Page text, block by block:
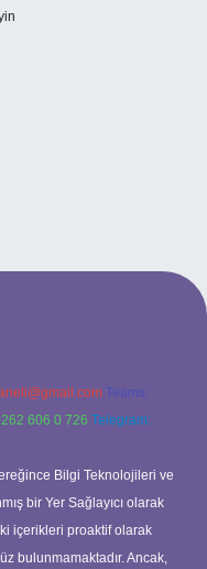
Teams:
606 0 726 Telegram:
Bilgi Teknolojileri ve
bir Yer Sağlayıcı olarak
içerikleri proaktif olarak
bulunmamaktadır. Ancak,